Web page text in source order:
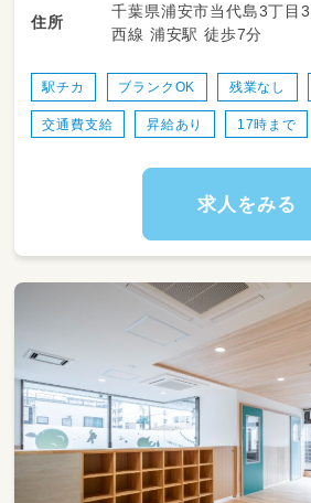
・給食調理
・下膳/配膳
・掃除/消毒
・発注
・給食日誌等の記入等
他、詳細は選考時に問い合
住所
千葉県浦安市当代島3丁目3番1号 東京
西線 浦安駅 徒歩7分
駅チカ ブランクOK 残業なし
交通費支給 昇給あり 17時まで
求人をみる